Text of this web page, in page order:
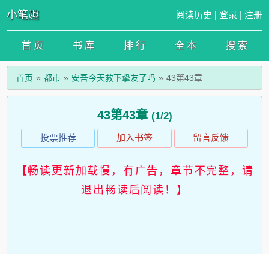
小笔趣 阅读历史 | 登录 | 注册
首 页 书 库 排 行 全 本 搜 索
首页 都市 安吾今天救下挚友了吗 43第43章
43第43章 (1/2)
投票推荐 加入书签 留言反馈
【畅读更新加载慢，有广告，章节不完整，请
退出畅读后阅读！】